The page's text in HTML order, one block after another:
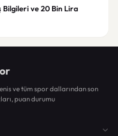
Bilgileri ve 20 Bin Lira
ve tüm spor dallarından son
puan durumu